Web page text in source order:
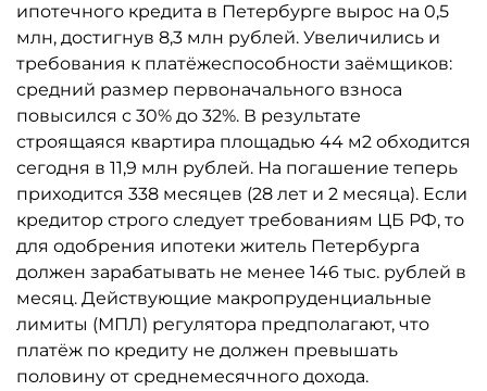
ипотечного кредита в Петербурге вырос на 0,5
млн, достигнув 8,3 млн рублей. Увеличились и
требования к платёжеспособности заёмщиков:
средний размер первоначального взноса
повысился с 30% до 32%. В результате
строящаяся квартира площадью 44 м2 обходится
сегодня в 11,9 млн рублей. На погашение теперь
приходится 338 месяцев (28 лет и 2 месяца). Если
кредитор строго следует требованиям ЦБ РФ, то
для одобрения ипотеки житель Петербурга
должен зарабатывать не менее 146 тыс. рублей в
месяц. Действующие макропруденциальные
лимиты (МПЛ) регулятора предполагают, что
платёж по кредиту не должен превышать
половину от среднемесячного дохода.